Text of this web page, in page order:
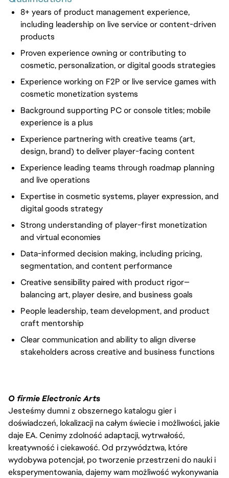
8+ years of product management experience,
including leadership on live service or content-driven
products
Proven experience owning or contributing to
cosmetic, personalization, or digital goods strategies
Experience working on F2P or live service games with
cosmetic monetization systems
Background supporting PC or console titles; mobile
experience is a plus
Experience partnering with creative teams (art,
design, brand) to deliver player-facing content
Experience leading teams through roadmap planning
and live operations
Expertise in cosmetic systems, player expression, and
digital goods strategy
Strong understanding of player-first monetization
and virtual economies
Data-informed decision making, including pricing,
segmentation, and content performance
Creative sensibility paired with product rigor—
balancing art, player desire, and business goals
People leadership, team development, and product
craft mentorship
Clear communication and ability to align diverse
stakeholders across creative and business functions
O firmie Electronic Arts
Jesteśmy dumni z obszernego katalogu gier i
doświadczeń, lokalizacji na całym świecie i możliwości, jakie
daje EA. Cenimy zdolność adaptacji, wytrwałość,
kreatywność i ciekawość. Od przywództwa, które
wydobywa potencjał, po tworzenie przestrzeni do nauki i
eksperymentowania, dajemy wam możliwość wykonywania